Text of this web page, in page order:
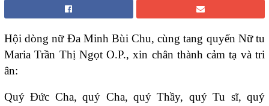
Hội dòng nữ Đa Minh Bùi Chu, cùng tang quyến Nữ tu
Maria Trần Thị Ngọt O.P., xin chân thành cảm tạ và tri
ân:
Quý Đức Cha, quý Cha, quý Thầy, quý Tu sĩ, quý